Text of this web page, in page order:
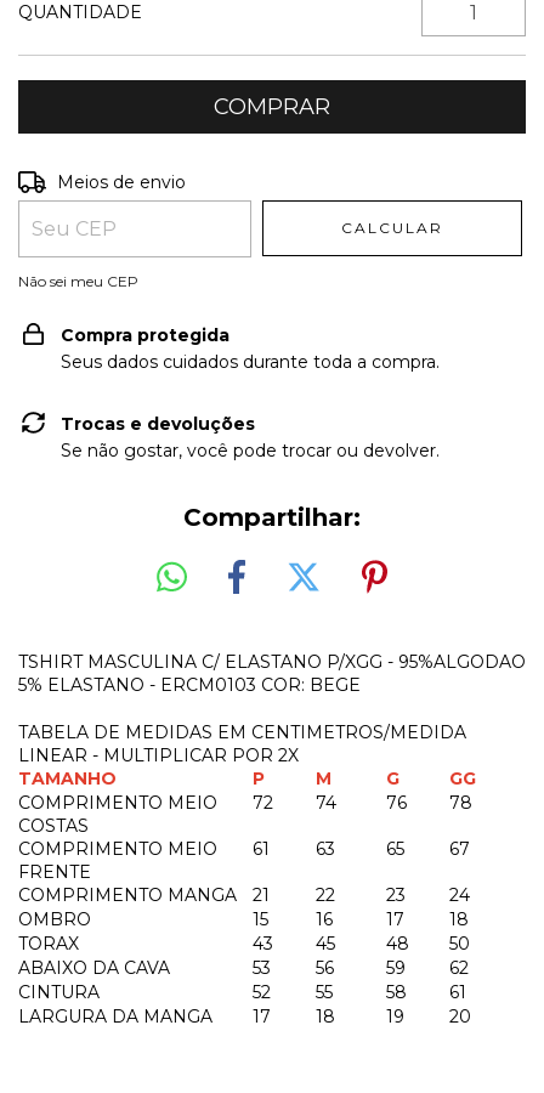
QUANTIDADE
Entregas para o CEP:
Meios de envio
CALCULAR
Não sei meu CEP
Compra protegida
Seus dados cuidados durante toda a compra.
Trocas e devoluções
Se não gostar, você pode trocar ou devolver.
Compartilhar:
TSHIRT MASCULINA C/ ELASTANO P/XGG - 95%ALGODAO
5% ELASTANO - ERCM0103 COR: BEGE
TABELA DE MEDIDAS EM CENTIMETROS/MEDIDA
LINEAR - MULTIPLICAR POR 2X
TAMANHO
P M G
GG
COMPRIMENTO MEIO
COSTAS
72 74 76 78
COMPRIMENTO MEIO
FRENTE
61 63 65 67
COMPRIMENTO MANGA 21 22 23
24
OMBRO
15 16 17
18
TORAX
43 45 48
50
ABAIXO DA CAVA
53 56 59
62
CINTURA
52 55 58
61
LARGURA DA MANGA
17 18 19 20